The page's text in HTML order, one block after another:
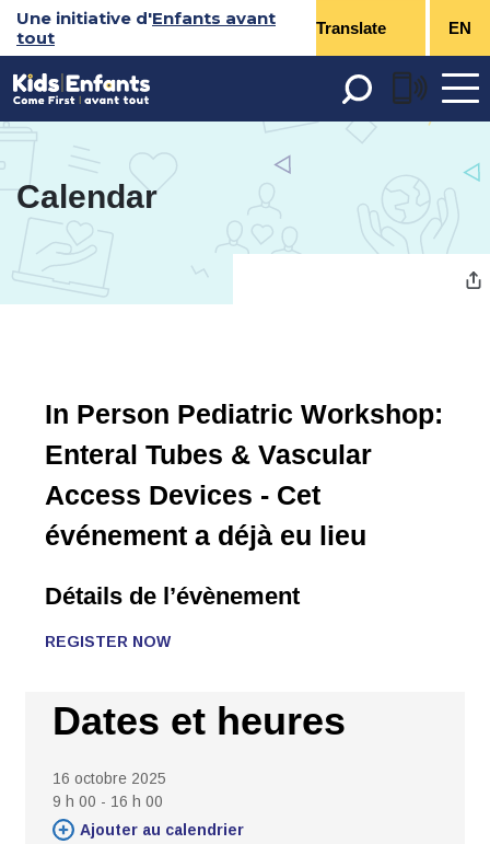
Sauter
au
contenu
Une initiative d'Enfants avant
tout
EN
Open
menu
Calendar
In Person Pediatric Workshop:
Enteral Tubes & Vascular
Access Devices - Cet
événement a déjà eu lieu
Détails de l’évènement
REGISTER NOW
Dates et heures
16 octobre 2025
9 h 00 - 16 h 00
Ajouter au calendrier